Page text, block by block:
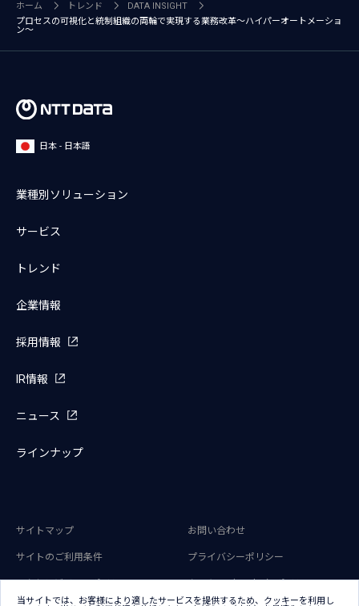
ホーム トレンド
DATA INSIGHT
プロセスの可視化と統制組織の両輪で実現する業務改革～ハイパーオートメーショ
ン～
日本 - 日本語
業種別ソリューション
サービス
トレンド
企業情報
採用情報
IR情報
ニュース
ラインナップ
サイトマップ お問い合わせ
サイトのご利用条件 プライバシーポリシー
アクセシビリティポリシー クッキー（Cookie）ポリシー
当サイトでは、お客様により適したサービスを提供するため、クッキーを利用し